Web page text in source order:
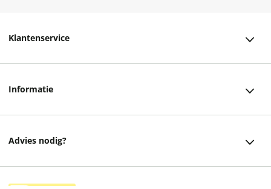
Klantenservice
Informatie
Advies nodig?